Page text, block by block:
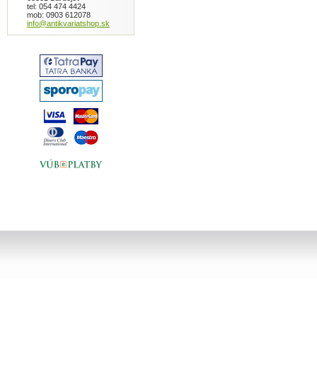
tel: 054 474 4424
mob: 0903 612078
info@antikvariatshop.sk